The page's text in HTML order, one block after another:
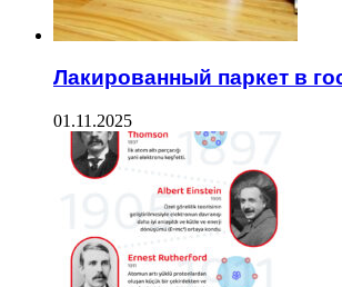
Лакированный паркет в
01.11.2025